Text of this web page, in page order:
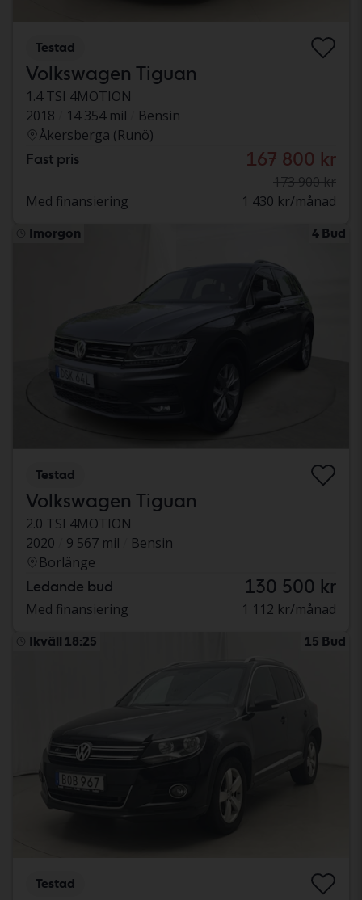
Testad
Volkswagen Tiguan
1.4 TSI 4MOTION
2018
14 354 mil
Bensin
Åkersberga (Runö)
Fast pris 167 800 kr
173 900 kr
Med finansiering
1 430 kr/månad
Imorgon 4 Bud
Testad
Volkswagen Tiguan
2.0 TSI 4MOTION
2020
9 567 mil
Bensin
Borlänge
Ledande bud 130 500 kr
Med finansiering 1 112 kr/månad
Ikväll 18:25 15 Bud
Testad